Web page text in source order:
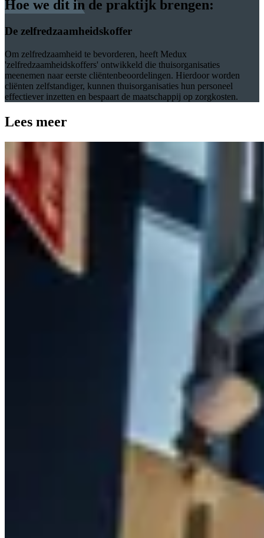
Hoe we dit in de praktijk brengen:
De zelfredzaamheidskoffer
Om zelfredzaamheid te bevorderen, heeft Medux
'zelfredzaamheidskoffers' ontwikkeld die thuisorganisaties
meenemen naar eerste cliëntenbeoordelingen. Hierdoor worden
cliënten zelfstandiger, kunnen thuisorganisaties hun personeel
effectiever inzetten en bespaart de maatschappij op zorgkosten.
Lees meer